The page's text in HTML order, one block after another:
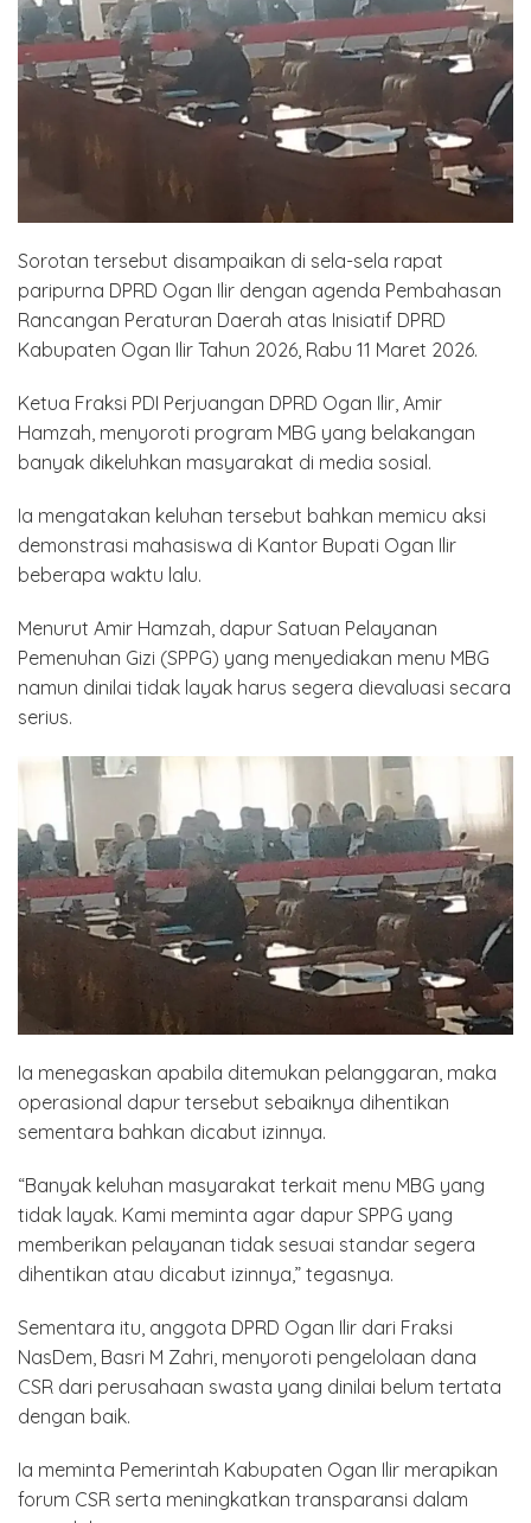
Sorotan tersebut disampaikan di sela-sela rapat
paripurna DPRD Ogan Ilir dengan agenda Pembahasan
Rancangan Peraturan Daerah atas Inisiatif DPRD
Kabupaten Ogan Ilir Tahun 2026, Rabu 11 Maret 2026.
Ketua Fraksi PDI Perjuangan DPRD Ogan Ilir, Amir
Hamzah, menyoroti program MBG yang belakangan
banyak dikeluhkan masyarakat di media sosial.
Ia mengatakan keluhan tersebut bahkan memicu aksi
demonstrasi mahasiswa di Kantor Bupati Ogan Ilir
beberapa waktu lalu.
Menurut Amir Hamzah, dapur Satuan Pelayanan
Pemenuhan Gizi (SPPG) yang menyediakan menu MBG
namun dinilai tidak layak harus segera dievaluasi secara
serius.
Ia menegaskan apabila ditemukan pelanggaran, maka
operasional dapur tersebut sebaiknya dihentikan
sementara bahkan dicabut izinnya.
“Banyak keluhan masyarakat terkait menu MBG yang
tidak layak. Kami meminta agar dapur SPPG yang
memberikan pelayanan tidak sesuai standar segera
dihentikan atau dicabut izinnya,” tegasnya.
Sementara itu, anggota DPRD Ogan Ilir dari Fraksi
NasDem, Basri M Zahri, menyoroti pengelolaan dana
CSR dari perusahaan swasta yang dinilai belum tertata
dengan baik.
Ia meminta Pemerintah Kabupaten Ogan Ilir merapikan
forum CSR serta meningkatkan transparansi dalam